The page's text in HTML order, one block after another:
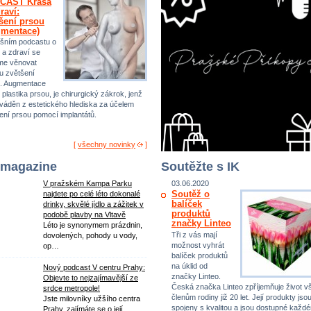
prsou
podcastu o
a zdraví se
věnovat
zvětšení
Augmentace
plastika prsou, je chirurgický zákrok, jenž
z estetického hlediska za účelem
prsou pomocí implantátů.
[ všechny novinky ]
V pražském Kampa Parku
najdete po celé léto dokonalé
drinky, skvělé jídlo a zážitek v
podobě plavby na Vltavě
Léto je synonymem prázdnin,
dovolených, pohody u vody,
op…
Nový podcast V centru Prahy:
Objevte to nejzajímavější ze
srdce metropole!
Jste milovníky užšího centra
Prahy, zajímáte se o její
Soutěžte s IK
03.06.2020
Soutěž o
balíček
produktů
značky Linteo
Tři z vás mají
možnost vyhrát
balíček produktů
na úklid od
značky Linteo.
Česká značka Linteo zpříjemňuje život
členům rodiny již 20 let. Její produkty jsou
spojeny s kvalitou a jsou dostupné